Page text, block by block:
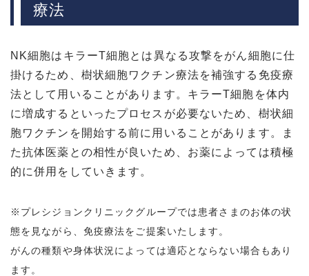
療法
NK細胞はキラーT細胞とは異なる攻撃をがん細胞に仕
掛けるため、樹状細胞ワクチン療法を補強する免疫療
法として用いることがあります。キラーT細胞を体内
に増成するといったプロセスが必要ないため、樹状細
胞ワクチンを開始する前に用いることがあります。ま
た抗体医薬との相性が良いため、お薬によっては積極
的に併用をしていきます。
※プレシジョンクリニックグループでは患者さまのお体の状
態を見ながら、免疫療法をご提案いたします。
がんの種類や身体状況によっては適応とならない場合もあり
ます。